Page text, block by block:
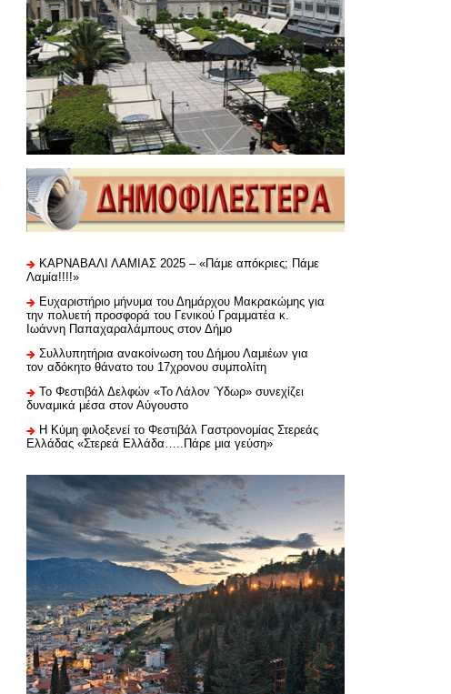
ΚΑΡΝΑΒΑΛΙ ΛΑΜΙΑΣ 2025 – «Πάμε απόκριες; Πάμε
Λαμία!!!!»
Ευχαριστήριo μήνυμα του Δημάρχου Μακρακώμης για
την πολυετή προσφορά του Γενικού Γραμματέα κ.
Ιωάννη Παπαχαραλάμπους στον Δήμο
Συλλυπητήρια ανακοίνωση του Δήμου Λαμιέων για
τον αδόκητο θάνατο του 17χρονου συμπολίτη
Το Φεστιβάλ Δελφών «Το Λάλον Ύδωρ» συνεχίζει
δυναμικά μέσα στον Αύγουστο
Η Κύμη φιλοξενεί το Φεστιβάλ Γαστρονομίας Στερεάς
Ελλάδας «Στερεά Ελλάδα…..Πάρε μια γεύση»